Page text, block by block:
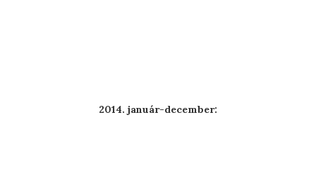
2014. január-december: